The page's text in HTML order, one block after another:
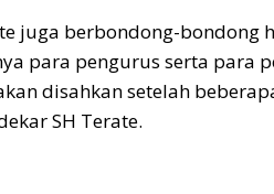
juga berbondong-bondong
para pengurus serta para
disahkan setelah
SH Terate.